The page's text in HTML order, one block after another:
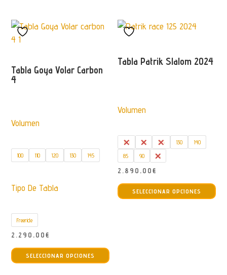
múltiples
variantes.
opciones
página
producto
Tabla Goya Volar Carbon
4
Volumen
100 110 120 130 145
Tipo De Tabla
Freeride
2.290,00€
SELECCIONAR OPCIONES
Este
producto
Tabla Patrik Slalom 2024
Volumen
100 115 125 130
140
85
90 95
2.890,00€
SELECCIONAR OPCIONES